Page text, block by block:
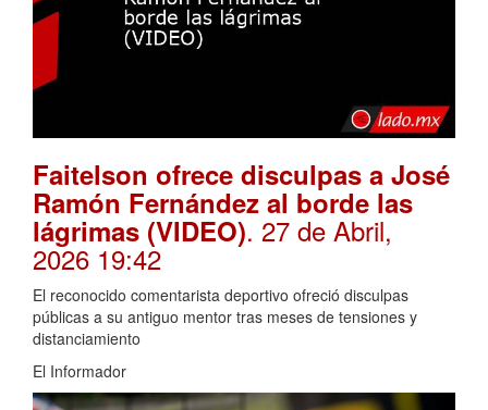
Faitelson ofrece disculpas a José
Ramón Fernández al borde las
lágrimas (VIDEO). 27 de Abril,
2026 19:42
El reconocido comentarista deportivo ofreció disculpas
públicas a su antiguo mentor tras meses de tensiones y
distanciamiento
El Informador